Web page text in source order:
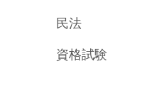
民法
資格試験